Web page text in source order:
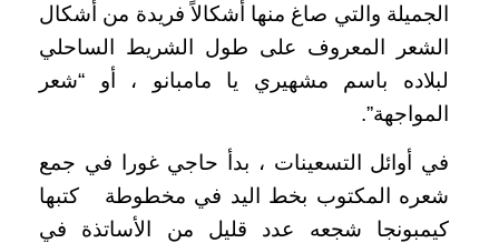
الجميلة والتي صاغ منها أشكالاً فريدة من أشكال
الشعر المعروف على طول الشريط الساحلي
لبلاده باسم مشهيري يا مامبانو ، أو “شعر
المواجهة”.
في أوائل التسعينات ، بدأ حاجي غورا في جمع
شعره المكتوب بخط اليد في مخطوطة كتبها
كيمبونجا شجعه عدد قليل من الأساتذة في